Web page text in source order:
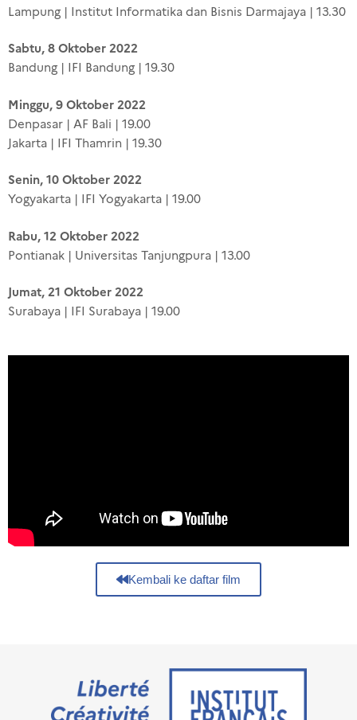
Lampung | Institut Informatika dan Bisnis Darmajaya | 13.30
Sabtu, 8 Oktober 2022
Bandung | IFI Bandung | 19.30
Minggu, 9 Oktober 2022
Denpasar | AF Bali | 19.00
Jakarta | IFI Thamrin | 19.30
Senin, 10 Oktober 2022
Yogyakarta | IFI Yogyakarta | 19.00
Rabu, 12 Oktober 2022
Pontianak | Universitas Tanjungpura | 13.00
Jumat, 21 Oktober 2022
Surabaya | IFI Surabaya | 19.00
Kembali ke daftar film